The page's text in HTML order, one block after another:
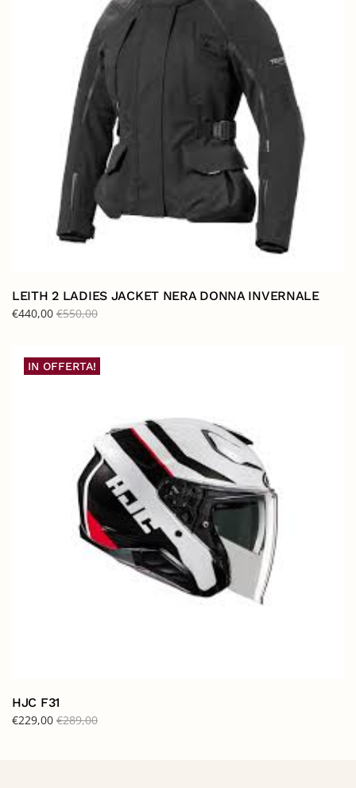
LEITH 2 LADIES JACKET NERA DONNA INVERNALE
€440,00 €550,00
IN OFFERTA!
HJC F31
€229,00 €289,00